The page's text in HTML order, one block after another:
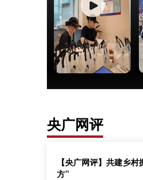
央广网评
【央广网评】共建乡
方”